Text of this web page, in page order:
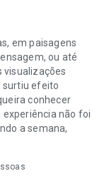
em paisagens
ou até
visualizações
surtiu efeito
conhecer
não foi
a semana,